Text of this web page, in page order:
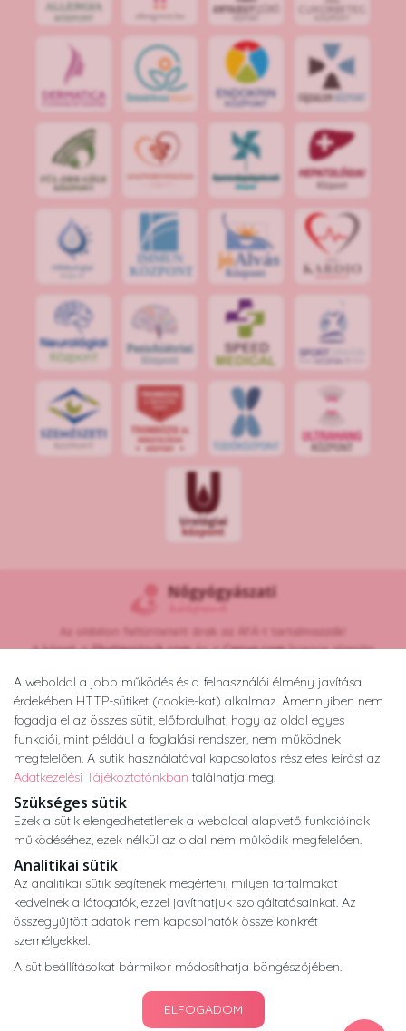
A weboldal a jobb működés és a felhasználói élmény javítása
érdekében HTTP-sütiket (cookie-kat) alkalmaz. Amennyiben nem
fogadja el az összes sütit, előfordulhat, hogy az oldal egyes
funkciói, mint például a foglalási rendszer, nem működnek
megfelelően. A sütik használatával kapcsolatos részletes leírást az
Adatkezelési Tájékoztatónkban találhatja meg.
Szükséges sütik
Ezek a sütik elengedhetetlenek a weboldal alapvető funkcióinak
működéséhez, ezek nélkül az oldal nem működik megfelelően.
Analitikai sütik
Az analitikai sütik segítenek megérteni, milyen tartalmakat
kedvelnek a látogatók, ezzel javíthatjuk szolgáltatásainkat. Az
összegyűjtött adatok nem kapcsolhatók össze konkrét
személyekkel.
A sütibeállításokat bármikor módosíthatja böngészőjében.
ELFOGADOM
IMMUN
KÖZPONT
jóAlvás
Központ
SPOR
Az oldalon feltüntetett árak az ÁFÁ-t tartalmazzák!
A képek aShutterstock.comés aCanva.comlicence alapján
Copyright © 2026 •nogyogyaszatikozpont.hu
Minden jog fenntartva.
Developed byAppon&György Nándor
Adatkezelési tájékoztató